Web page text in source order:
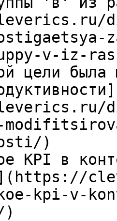
v-iz-
цели была
)
KPI в
kpi-v-
)